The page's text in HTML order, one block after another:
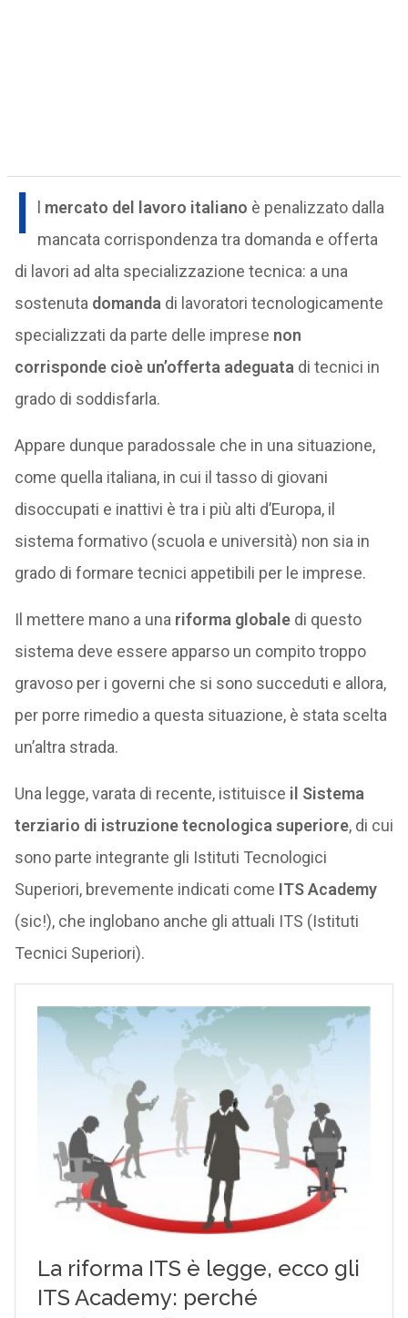
I mercato del lavoro italiano è penalizzato dalla
mancata corrispondenza tra domanda e offerta
di lavori ad alta specializzazione tecnica: a una
sostenuta domanda di lavoratori tecnologicamente
specializzati da parte delle imprese non
corrisponde cioè un’offerta adeguata di tecnici in
grado di soddisfarla.
Appare dunque paradossale che in una situazione,
come quella italiana, in cui il tasso di giovani
disoccupati e inattivi è tra i più alti d’Europa, il
sistema formativo (scuola e università) non sia in
grado di formare tecnici appetibili per le imprese.
Il mettere mano a una riforma globaledi questo
sistema deve essere apparso un compito troppo
gravoso per i governi che si sono succeduti e allora,
per porre rimedio a questa situazione, è stata scelta
un’altra strada.
Una legge, varata di recente, istituisce il Sistema
terziario di istruzione tecnologica superiore, di cui
sono parte integrante gli Istituti Tecnologici
Superiori, brevemente indicati come ITS Academy
(sic!), che inglobano anche gli attuali ITS (Istituti
Tecnici Superiori).